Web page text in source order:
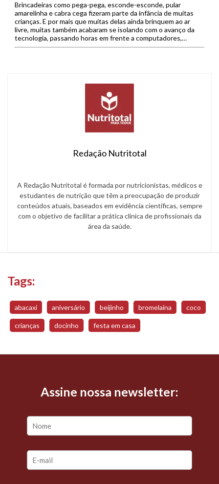
Brincadeiras como pega-pega, esconde-esconde, pular
amarelinha e cabra cega fizeram parte da infância de muitas
crianças. E por mais que muitas delas ainda brinquem ao ar
livre, muitas também acabaram se isolando com o avanço da
tecnologia, passando horas em frente a computadores,
celulares e videogames. A pandemia de Covid-19 também fez
Redação Nutritotal
A Redação Nutritotal é formada por nutricionistas, médicos e
estudantes de nutrição que têm a preocupação de produzir
conteúdos atuais, baseados em evidência científicas, sempre
com o objetivo de facilitar a prática clínica de profissionais da
área da saúde.
Tags:
abacaxi aniversário beijinho bromelaína coco
crianças docinho festa em casa
Assine nossa newsletter: